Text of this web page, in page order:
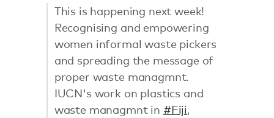
This is happening next week!
Recognising and empowering
women informal waste pickers
and spreading the message of
proper waste managmnt.
IUCN's work on plastics and
waste managmnt in #Fiji,